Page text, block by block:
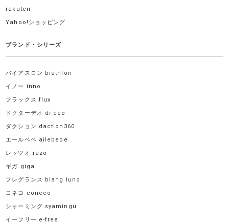
rakuten
Yahoo!ショッピング
ブランド・シリーズ
バイアスロン biathlon
イノー inno
フラックス flux
ドクターデオ dr.deo
ダクション daction360
エールベベ ailebebe
レッツオ razo
ギガ giga
フレグランス blang luno
コネコ coneco
シャーミング syamingu
イーフリー e-free